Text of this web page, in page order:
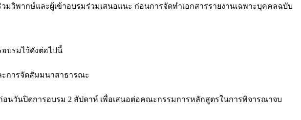
วิพากษ์และผู้เข้าอบรมร่วมเสนอแนะ ก่อนการจัดทำเอกสารรายงานเฉพาะบุคคลฉบับ
บรมไว้ดังต่อไปนี้
ะการจัดสัมมนาสาธารณะ
นวันปิดการอบรม 2 สัปดาห์ เพื่อเสนอต่อคณะกรรมการหลักสูตรในการพิจารณาจบ